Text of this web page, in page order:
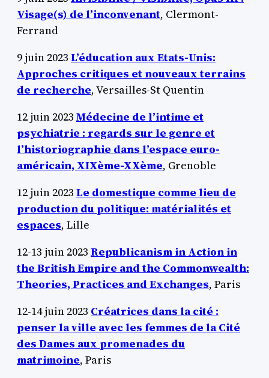
Visage(s) de l’inconvenant, Clermont-
Ferrand
9 juin 2023 L’éducation aux Etats-Unis:
Approches critiques et nouveaux terrains
de recherche, Versailles-St Quentin
12 juin 2023 Médecine de l’intime et
psychiatrie : regards sur le genre et
l’historiographie dans l’espace euro-
américain, XIXème-XXème, Grenoble
12 juin 2023 Le domestique comme lieu de
production du politique: matérialités et
espaces, Lille
12-13 juin 2023 Republicanism in Action in
the British Empire and the Commonwealth:
Theories, Practices and Exchanges, Paris
12-14 juin 2023 Créatrices dans la cité :
penser la ville avec les femmes de la Cité
des Dames aux promenades du
matrimoine, Paris